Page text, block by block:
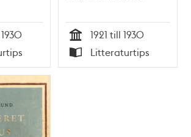
Tid
1921 till 1930
Typ
Litteraturtips